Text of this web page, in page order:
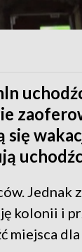
się
Jednak
kolonii i
miejsca